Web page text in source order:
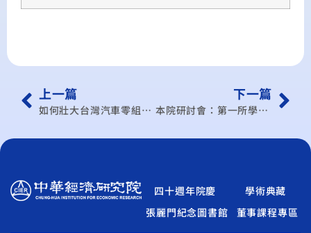
上一篇
如何壯大台灣汽車零組件業策略研討會
下一篇
本院研討會：第一所學術研討會
四十週年院慶
學術典藏
張麗門紀念圖書館
董事課程專區